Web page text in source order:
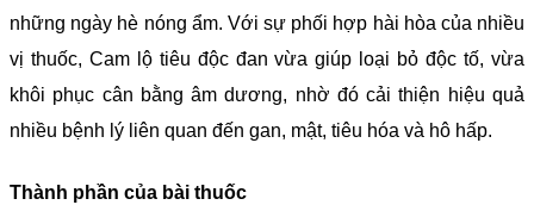
những ngày hè nóng ẩm. Với sự phối hợp hài hòa của nhiều
vị thuốc, Cam lộ tiêu độc đan vừa giúp loại bỏ độc tố, vừa
khôi phục cân bằng âm dương, nhờ đó cải thiện hiệu quả
nhiều bệnh lý liên quan đến gan, mật, tiêu hóa và hô hấp.
Thành phần của bài thuốc